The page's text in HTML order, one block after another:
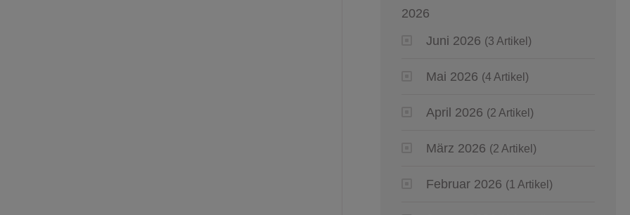
2026
Juni 2026 (3 Artikel)
Mai 2026 (4 Artikel)
April 2026 (2 Artikel)
März 2026 (2 Artikel)
Februar 2026 (1 Artikel)